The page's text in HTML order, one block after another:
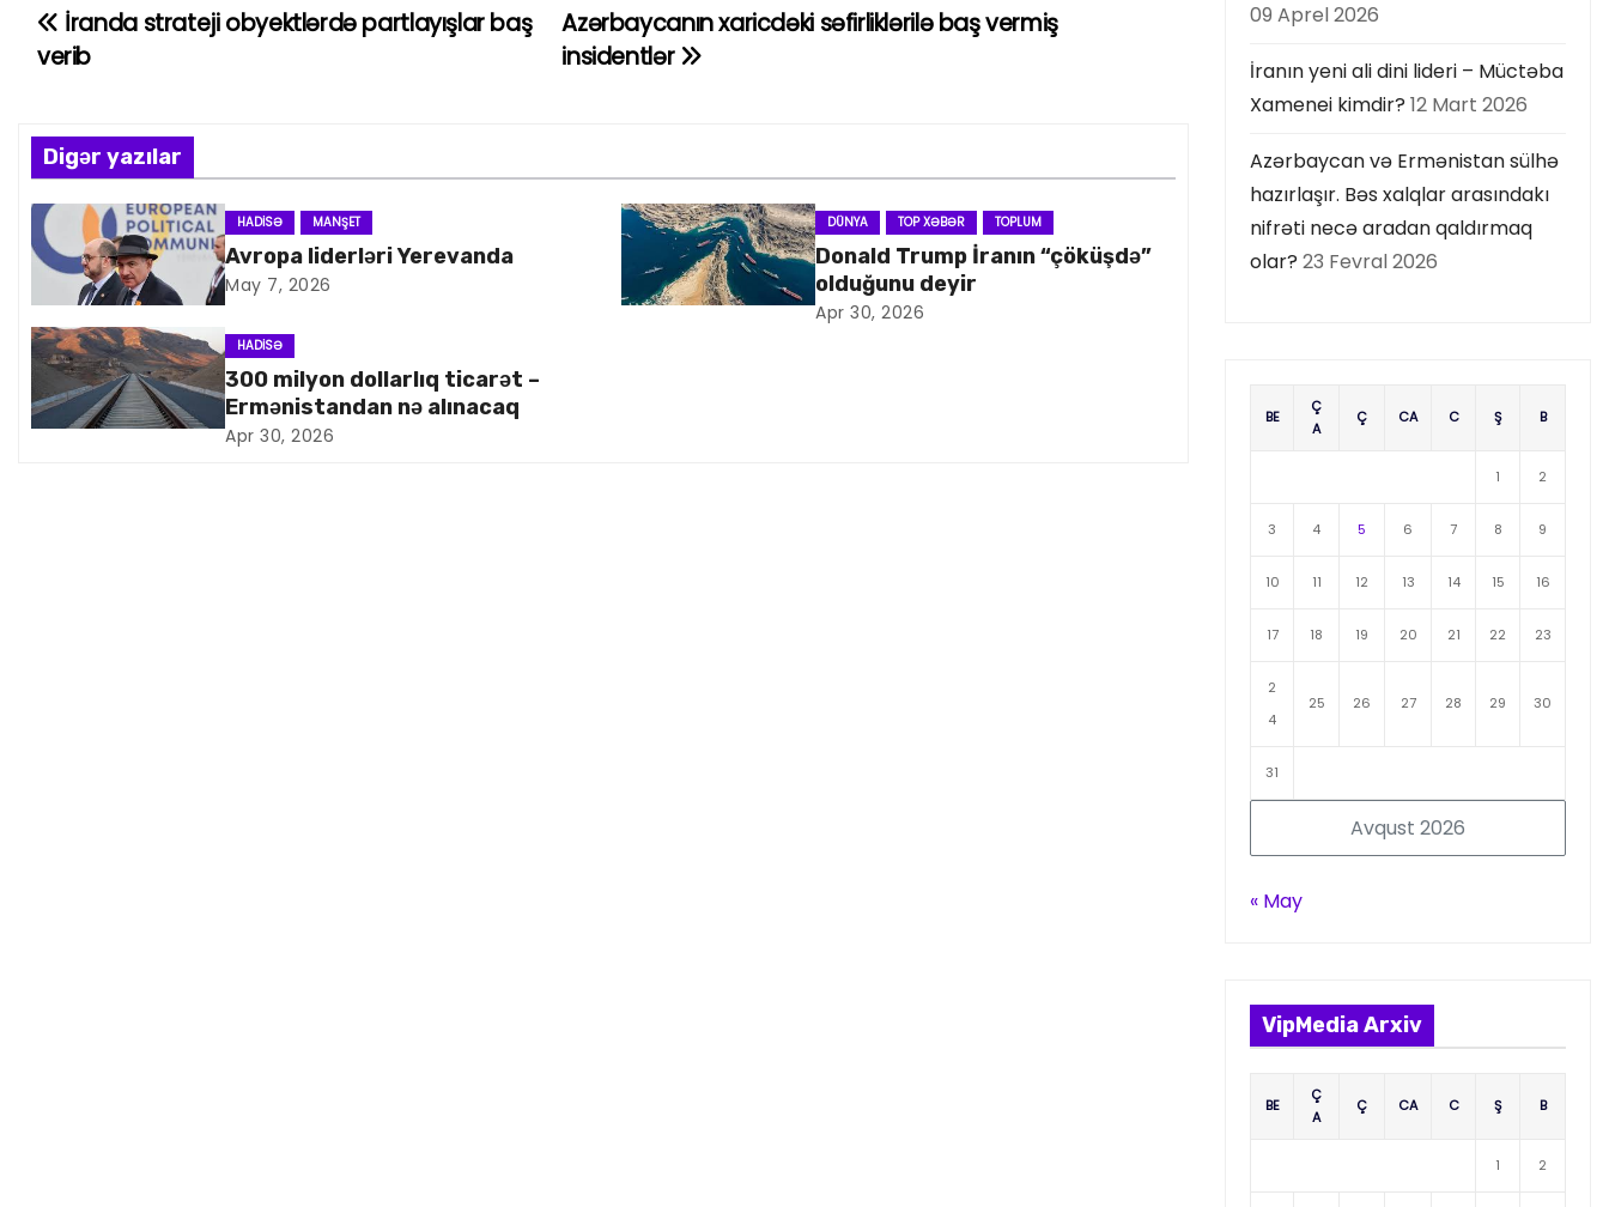
Y
z
ı
n
a
v
q
Azərbaycanın xaricdəki səfirliklərilə baş vermiş
insidentlər
İranda strateji obyektlərdə partlayışlar baş
verib
Digər yazılar
HADISƏ MANŞET
Avropa liderləri Yerevanda
May 7, 2026
DÜNYA TOP XƏBƏR TOPLUM
Donald Trump İranın “çöküşdə”
olduğunu deyir
Apr 30, 2026
HADISƏ
300 milyon dollarlıq ticarət –
Ermənistandan nə alınacaq
Apr 30, 2026
09 Aprel 2026
İranın yeni ali dini lideri – Müctəba
Xamenei kimdir? 12 Mart 2026
Azərbaycan və Ermənistan sülhə
hazırlaşır. Bəs xalqlar arasındakı
nifrəti necə aradan qaldırmaq
olar? 23 Fevral 2026
Avqust 2026
BE
Ç
A
Ç CA C Ş B
1 2
3 4 5 6 7 8 9
10 11 12 13 14 15 16
17 18 19 20 21 22 23
2
4
25 26 27 28 29 30
31
« May
VipMedia Arxiv
BE
Ç
A
Ç CA C Ş B
1 2